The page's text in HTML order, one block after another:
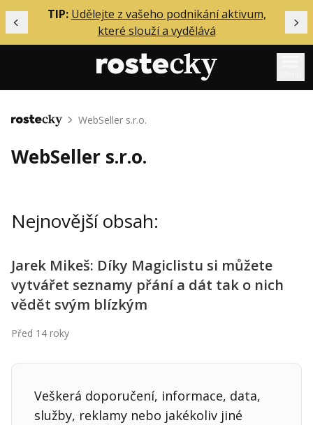
Předchozí
TIP: Udělejte z vašeho podnikání aktivum,
které slouží a vydělává
Mentoring
Solo
Inzerce
Přihlášení
Kontakt
Obchodní podmínky
Domů WebSeller s.r.o.
WebSeller s.r.o.
Nejnovější obsah:
Jarek Mikeš: Díky Magiclistu si můžete
vytvářet seznamy přání a dát tak o nich
vědět svým blízkým
Před 14 roky
Veškerá doporučení, informace, data,
služby, reklamy nebo jakékoliv jiné